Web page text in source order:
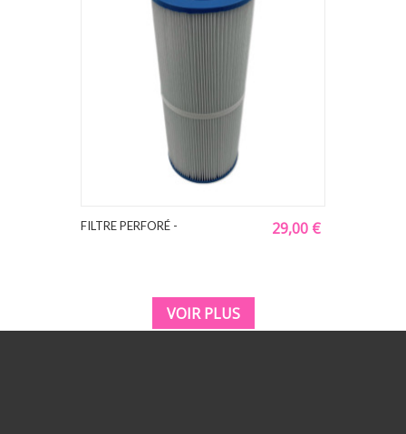
FILTRE PERFORÉ - 29,00 €
VOIR PLUS